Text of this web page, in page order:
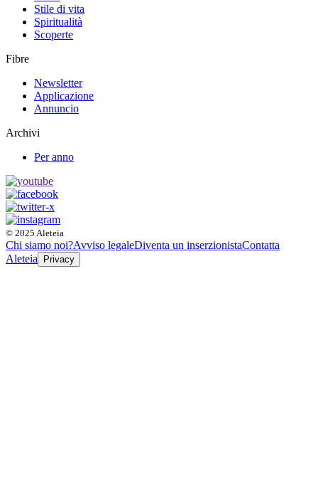
Stile di vita
Spiritualità
Scoperte
Fibre
Newsletter
Applicazione
Annuncio
Archivi
Per anno
© 2025 Aleteia
Chi siamo noi?Avviso legaleDiventa un inserzionistaContatta
Aleteia
Privacy